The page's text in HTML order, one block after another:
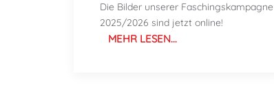
Die Bilder unserer Faschingskampagne
2025/2026 sind jetzt online!
MEHR LESEN...